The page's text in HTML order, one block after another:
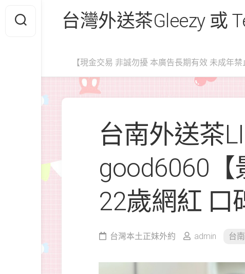
content
台灣外送茶Gleezy 或
【現金交易 非誠勿擾 本廣告長期有效 未成年禁
台南外送茶
good6060【
22歲網紅 口
台灣本土正妹外約 admin 台